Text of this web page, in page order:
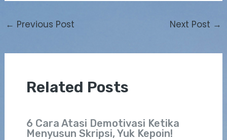
← Previous Post Next Post →
Related Posts
6 Cara Atasi Demotivasi Ketika
Menyusun Skripsi, Yuk Kepoin!